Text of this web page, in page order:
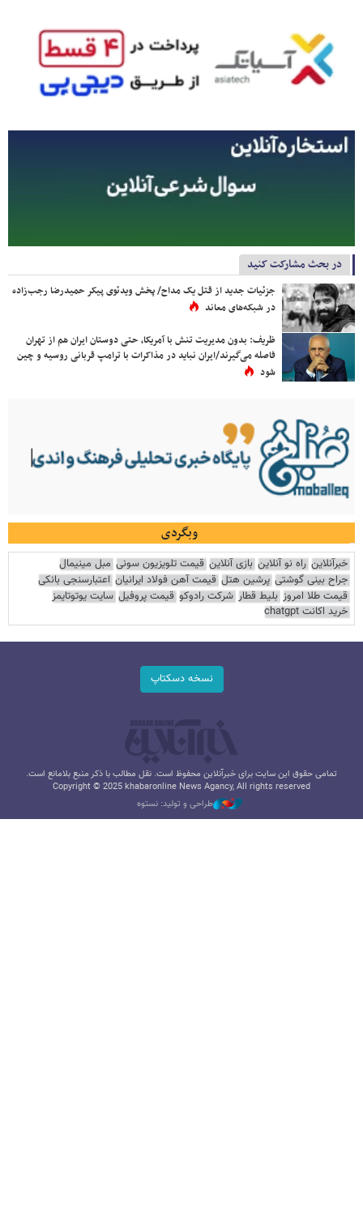
در بحث مشارکت کنید
جزئیات جدید از قتل یک مداح/ پخش ویدئوی پیکر حمیدرضا رجب‌زاده
در شبکه‌های معاند
ظریف: بدون مدیریت تنش با آمریکا، حتی دوستان ایران هم از تهران
فاصله می‌گیرند/ایران نباید در مذاکرات با ترامپ قربانی روسیه و چین
شود
وبگردی
خبرآنلاین راه نو آنلاین بازی آنلاین قیمت تلویزیون سونی مبل مینیمال
جراح بینی گوشتی پرشین هتل قیمت آهن فولاد ایرانیان اعتبارسنجی بانکی
قیمت طلا امروز بلیط قطار شرکت رادوکو قیمت پروفیل سایت یوتوتایمز
خرید اکانت chatgpt
نسخه دسکتاپ
تمامی حقوق این سایت برای خبرآنلاین محفوظ است. نقل مطالب با ذکر منبع بلامانع است.
Copyright © 2025 khabaronline News Agancy, All rights reserved
طراحی و تولید: نستوه